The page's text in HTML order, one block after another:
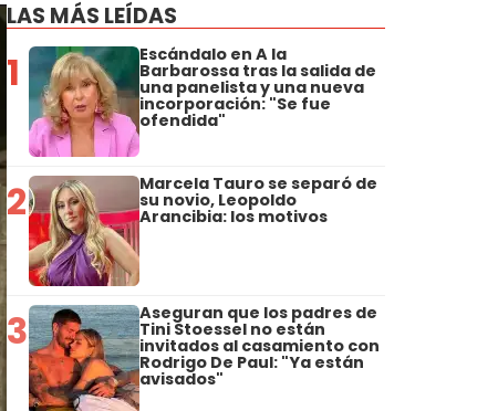
LAS MÁS LEÍDAS
1 Escándalo en A la
Barbarossa tras la salida de
una panelista y una nueva
incorporación: "Se fue
ofendida"
2 Marcela Tauro se separó de
su novio, Leopoldo
Arancibia: los motivos
3 Aseguran que los padres de
Tini Stoessel no están
invitados al casamiento con
Rodrigo De Paul: "Ya están
avisados"